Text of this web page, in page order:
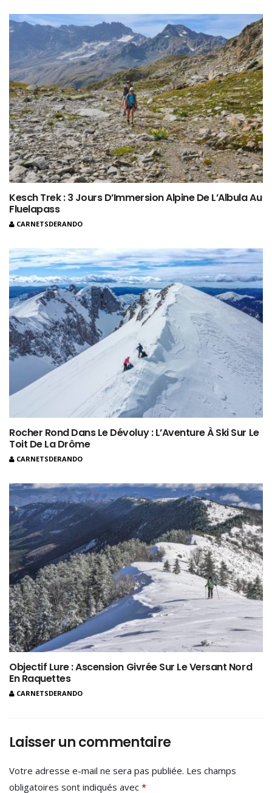
Kesch Trek : 3 Jours D’Immersion Alpine De L’Albula Au
Fluelapass
CARNETSDERANDO
Rocher Rond Dans Le Dévoluy : L’Aventure À Ski Sur Le
Toit De La Drôme
CARNETSDERANDO
Objectif Lure : Ascension Givrée Sur Le Versant Nord
En Raquettes
CARNETSDERANDO
Laisser un commentaire
Votre adresse e-mail ne sera pas publiée. Les champs
obligatoires sont indiqués avec *